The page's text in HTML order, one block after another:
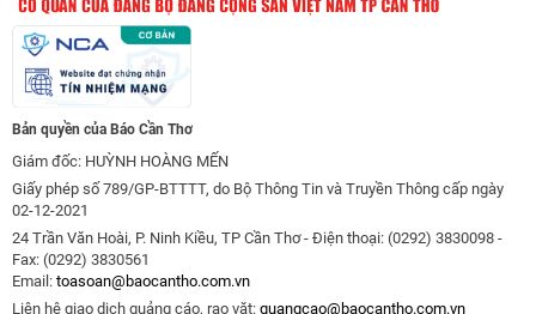
Bản quyền của Báo Cần Thơ
Giám đốc: HUỲNH HOÀNG MẾN
Giấy phép số 789/GP-BTTTT, do Bộ Thông Tin và Truyền Thông cấp ngày
02-12-2021
24 Trần Văn Hoài, P. Ninh Kiều, TP Cần Thơ - Điện thoại: (0292) 3830098 -
Fax: (0292) 3830561
Email: toasoan@baocantho.com.vn
Liên hệ giao dịch quảng cáo, rao vặt: quangcao@baocantho.com.vn